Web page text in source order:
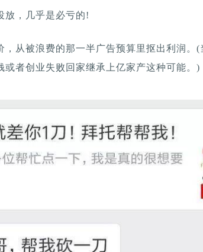
放，几乎是必亏的!
，从被浪费的那一半广告预算里抠出利润。
或者创业失败回家继承上亿家产这种可能。)